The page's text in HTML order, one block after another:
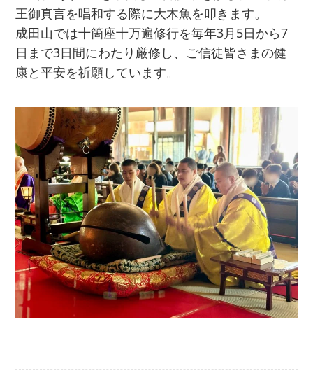
王御真言を唱和する際に大木魚を叩きます。
成田山では十箇座十万遍修行を毎年3月5日から7
日まで3日間にわたり厳修し、ご信徒皆さまの健
康と平安を祈願しています。